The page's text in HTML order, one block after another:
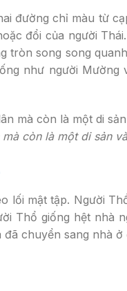
đường chỉ màu từ
đổi của người
tròn song song
như người Mường
còn là một di sản
lối mật tập. Người
Thổ giống hệt nhà
chuyển sang nhà